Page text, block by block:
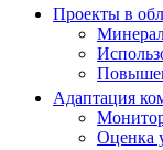
Проекты в
Адаптация
Оценка